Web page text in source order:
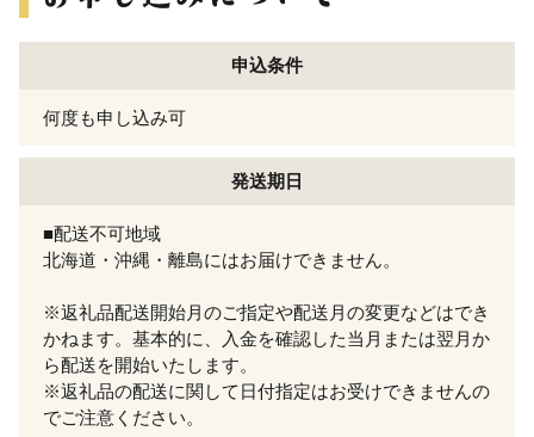
申込条件
何度も申し込み可
発送期日
■配送不可地域
北海道・沖縄・離島にはお届けできません。
※返礼品配送開始月のご指定や配送月の変更などはでき
かねます。基本的に、入金を確認した当月または翌月か
ら配送を開始いたします。
※返礼品の配送に関して日付指定はお受けできませんの
でご注意ください。